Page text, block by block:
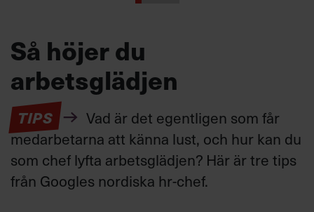
Så höjer du
arbetsglädjen
TIPS
Vad är det egentligen som får
medarbetarna att känna lust, och hur kan du
som chef lyfta arbetsglädjen? Här är tre tips
från Googles nordiska hr-chef.